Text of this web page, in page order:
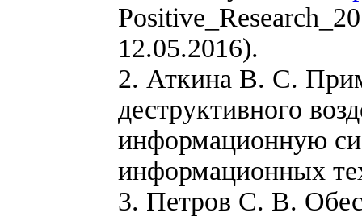
12.05.2016).
2. Аткина В. С.
деструктивного
информационную
информационных
3. Петров С. В.